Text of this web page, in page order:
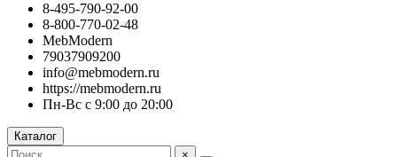
8-495-790-92-00
8-800-770-02-48
MebModern
79037909200
info@mebmodern.ru
https://mebmodern.ru
Пн-Вс с 9:00 до 20:00
Каталог